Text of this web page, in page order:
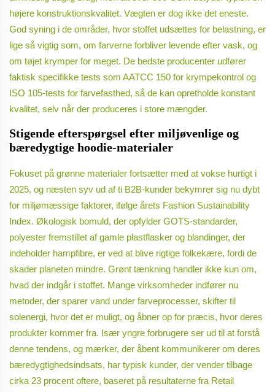
højere konstruktionskvalitet. Vægten er dog ikke det eneste.
God syning i de områder, hvor stoffet udsættes for belastning, er
lige så vigtig som, om farverne forbliver levende efter vask, og
om tøjet krymper for meget. De bedste producenter udfører
faktisk specifikke tests som AATCC 150 for krympekontrol og
ISO 105-tests for farvefasthed, så de kan opretholde konstant
kvalitet, selv når der produceres i store mængder.
Stigende efterspørgsel efter miljøvenlige og
bæredygtige hoodie-materialer
Fokuset på grønne materialer fortsætter med at vokse hurtigt i
2025, og næsten syv ud af ti B2B-kunder bekymrer sig nu dybt
for miljømæssige faktorer, ifølge årets Fashion Sustainability
Index. Økologisk bomuld, der opfylder GOTS-standarder,
polyester fremstillet af gamle plastflasker og blandinger, der
indeholder hampfibre, er ved at blive rigtige folkekære, fordi de
skader planeten mindre. Grønt tænkning handler ikke kun om,
hvad der indgår i stoffet. Mange virksomheder indfører nu
metoder, der sparer vand under farveprocesser, skifter til
solenergi, hvor det er muligt, og åbner op for præcis, hvor deres
produkter kommer fra. Især yngre forbrugere ser ud til at forstå
denne tendens, og mærker, der åbent kommunikerer om deres
bæredygtighedsindsats, har typisk kunder, der vender tilbage
cirka 23 procent oftere, baseret på resultaterne fra Retail